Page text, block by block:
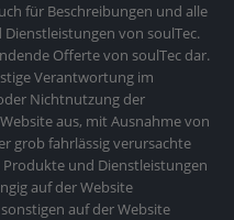
für Beschreibungen und alle
von soulTec.
Offerte von soulTec dar.
Verantwortung im
Nichtnutzung der
aus, mit Ausnahme von
grob fahrlässig verursachte
und Dienstleistungen
auf der Website
auf der Website